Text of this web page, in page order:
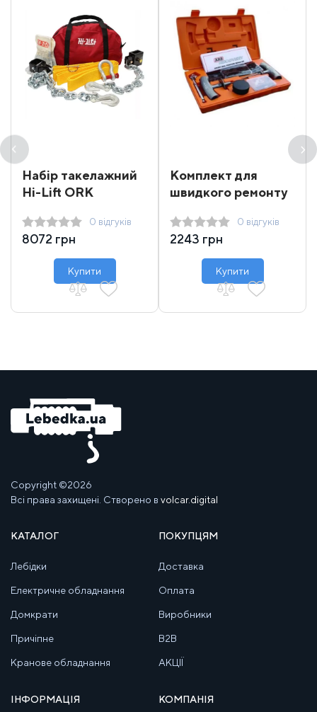
Набір такелажний
Hi-Lift ORK
0 відгуків
8072 грн
Купити
Комплект для
швидкого ремонту
Speedy Seal0 відгуків
2243 грн
Купити
Copyright ©2026
Всі права захищені. Створено в volcar.digital
КАТАЛОГ
Лебідки
Електричне обладнання
Домкрати
Причіпне
Кранове обладнання
ПОКУПЦЯМ
Доставка
Оплата
Виробники
B2B
АКЦІЇ
ІНФОРМАЦІЯ КОМПАНІЯ